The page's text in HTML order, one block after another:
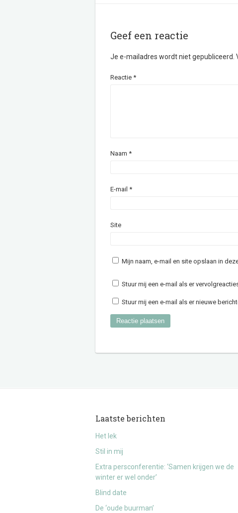
Geef een reactie
Je e-mailadres wordt niet gepubliceerd.
Reactie *
Naam *
E-mail *
Site
Mijn naam, e-mail en site opslaan in
Stuur mij een e-mail als er
Stuur mij een e-mail als er nieuwe
Laatste berichten
Het lek
Stil in mij
Extra persconferentie: ‘Samen krijgen we de
winter er wel onder’
Blind date
De ‘oude buurman’